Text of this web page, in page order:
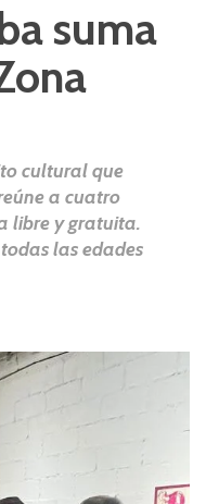
suma
cultural que
a cuatro
libre y gratuita.
las edades